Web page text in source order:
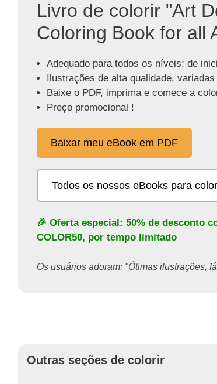
Livro de colorir "Art
Coloring Book for all
Adequado para todos os níveis: de
Ilustrações de alta qualidade,
Baixe o PDF, imprima e comece a
Preço promocional !
Baixar meu eBook em PDF
Todos os nossos eBooks para
🎉 Oferta especial: 50% de desconto
COLOR50, por tempo limitado
Os usuários adoram: "Ótimas ilustrações,
Outras seções de colorir